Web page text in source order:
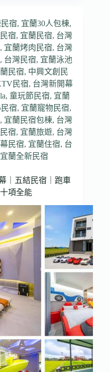
宿, 宜蘭30人包棟,
宿, 宜蘭民宿, 台灣
, 宜蘭烤肉民宿, 台灣
, 台灣民宿, 宜蘭泳池
民宿, 中興文創民
民宿, 台灣新開幕
,童玩節民宿, 宜蘭
宿, 宜蘭寵物民宿,
, 宜蘭民宿包棟, 台灣
宿, 宜蘭旅遊, 台灣
民宿, 宜蘭住宿, 台
蘭全新民宿
｜五結民宿｜跑車
項全能